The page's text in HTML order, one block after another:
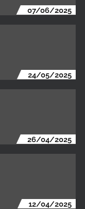
07/06/2025
24/05/2025
26/04/2025
12/04/2025